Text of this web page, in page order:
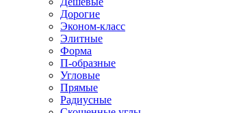
Дорогие
Эконом-класс
Элитные
Форма
П-образные
Угловые
Прямые
Радиусные